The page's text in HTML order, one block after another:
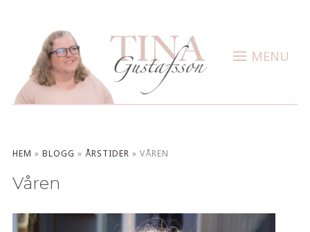
MENU
HEM » BLOGG » ÅRSTIDER » VÅREN
Våren